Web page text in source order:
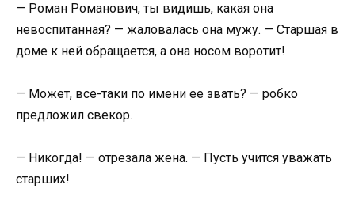
— Роман Романович, ты видишь, какая она
невоспитанная? — жаловалась она мужу. — Старшая в
доме к ней обращается, а она носом воротит!
— Может, все-таки по имени ее звать? — робко
предложил свекор.
— Никогда! — отрезала жена. — Пусть учится уважать
старших!